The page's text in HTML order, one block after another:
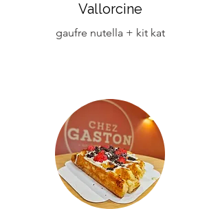
Vallorcine
gaufre nutella + kit kat